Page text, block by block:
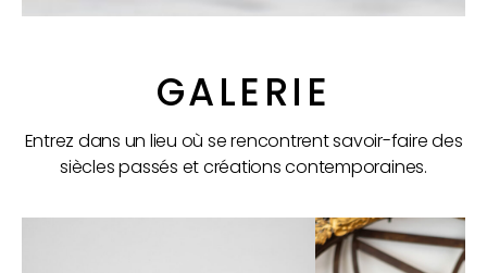
GALERIE
Entrez dans un lieu où se rencontrent savoir-faire des
siècles passés et créations contemporaines.